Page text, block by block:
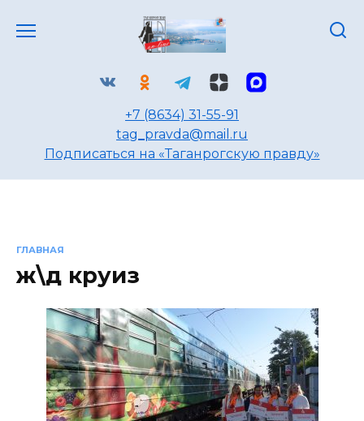
+7 (8634) 31-55-91
tag_pravda@mail.ru
Подписаться на «Таганрогскую правду»
ГЛАВНАЯ
ж\д круиз